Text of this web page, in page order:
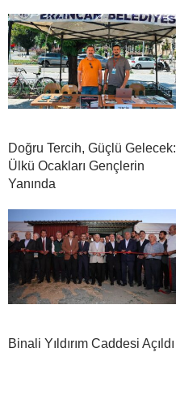
Doğru Tercih, Güçlü Gelecek:
Ülkü Ocakları Gençlerin
Yanında
Binali Yıldırım Caddesi Açıldı